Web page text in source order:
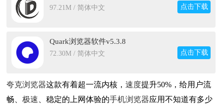
97.21M / 简体中文 点击下载
Quark浏览器软件v5.3.8
72.30M / 简体中文 点击下载
夸克浏览器这款有着超一流内核， 速度提升50%，给用户流
畅、 极速 、稳定的上网体验的手机浏览器应用不知道有多少